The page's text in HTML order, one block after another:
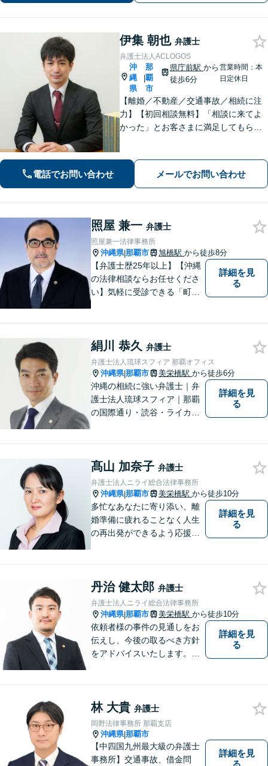
伊集 朝也 弁護士
弁護士法人ACLOGOS
沖
縄
県
|
那
覇
市
県庁前駅 から
徒歩6分
営業時間：本
日定休日
【離婚／不動産／交通事故／相続に注
力】【初回相談無料】「相談に来てよ
かった」とお客さまに満足してもらう
く、丁寧なヒアリングで皆様のお気持
ちに寄り添います。
電話でお問い合わせ メールでお問い合わせ
照屋 兼一 弁護士
照屋兼一法律事務所
沖縄県|那覇市 旭橋駅 から徒歩8分
【弁護士歴25年以上】【沖縄
の法律相談ならお任せくださ
い】気軽に受診できる「町医
かし、ひとりでも多く悩まれ
ている方を救います。ぜひご
相談ください。
詳細を見
る
絹川 恭久 弁護士
弁護士法人琉球スフィア 那覇オフィス
沖縄県|那覇市 美栄橋駅 から徒歩6分
沖縄の相続に強い弁護士｜弁
護士法人琉球スフィア｜那覇
の国際通り・読谷・ライカム
を手掛けていきたいと思って
おります。どうぞよろしくお
願いします。
詳細を見
る
髙山 加奈子 弁護士
弁護士法人ニライ総合法律事務所
沖縄県|那覇市 美栄橋駅 から徒歩10分
多忙なあなたに寄り添い、離
婚準備に疲れることなく人生
の再出発ができるよう応援し
詳細を見
る
丹治 健太郎 弁護士
弁護士法人ニライ総合法律事務所
沖縄県|那覇市 美栄橋駅 から徒歩10分
依頼者様の事件の見通しをお
伝えし、今後の取るべき方針
をアドバイスいたします。徹
詳細を見
る
林 大貴 弁護士
岡野法律事務所 那覇支店
沖縄県|那覇市
【中四国九州最大級の弁護士
事務所】交通事故、借金問
詳細を見
る